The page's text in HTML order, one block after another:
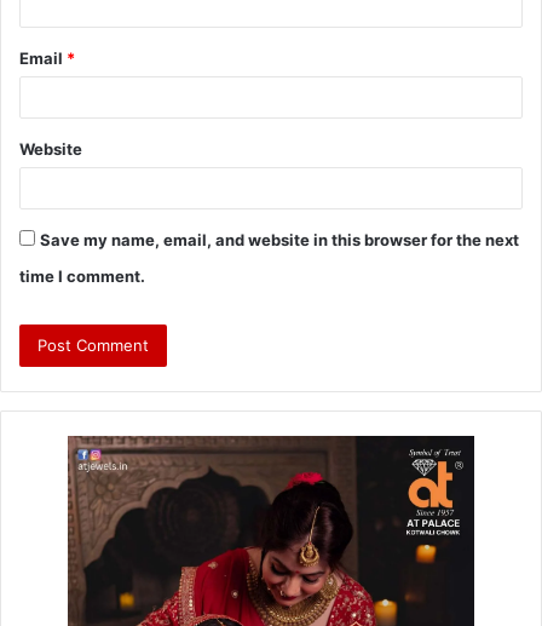
Email *
Website
Save my name, email, and website in this browser for the next
time I comment.